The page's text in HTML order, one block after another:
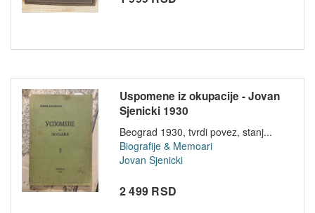
Uspomene iz okupacije - Jovan
Sjenicki 1930
Beograd 1930, tvrdi povez, stanj...
Biografije & Memoari
Jovan Sjenicki
2 499 RSD